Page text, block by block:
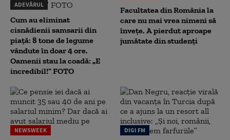
ADEVĂRUL
Cum au eliminat
cisnădienii samsarii din
piață: 8 tone de legume
vândute în doar 4 ore.
Oamenii stau la coadă: „E
incredibil!” FOTO
Facultatea din România la
care nu mai vrea nimeni să
înveţe. A pierdut aproape
jumătate din studenţi
NEWSWEEK DIGI FM